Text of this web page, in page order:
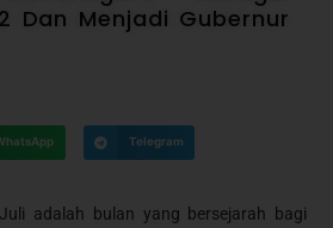
Dan Menjadi Gubernur
Telegram
adalah bulan yang bersejarah bagi